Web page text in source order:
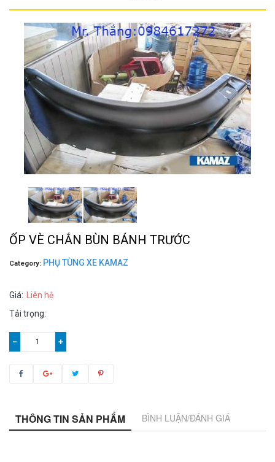
ỐP VÈ CHẮN BÙN BÁNH TRƯỚC
Category: PHỤ TÙNG XE KAMAZ
Giá: Liên hệ
Tải trọng:
− +
THÔNG TIN SẢN PHẨM BÌNH LUẬN/ĐÁNH GIÁ